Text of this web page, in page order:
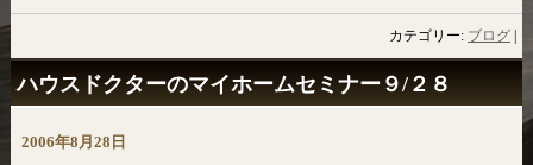
カテゴリー: ブログ
ハウスドクターのマイホームセミナー９/２８
2006年8月28日